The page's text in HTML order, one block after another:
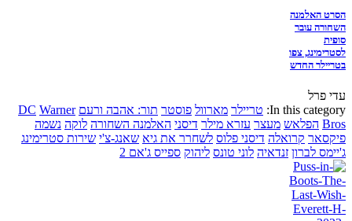
הסרט האלמנה
השחורה עובר
סופית
לסטרימינג, צפו
בטריילר החדש
עדי פרל
In this category: טריילר מארוול פוסטר תור: אהבה ורעם DC Warner
Bros הפלאש מעצר עזרא מילר דיסני האלמנה השחורה לוקה נשמה
פיקסאר קרואלה דיסני פלוס לשחרר את גיא שאנג-צ'י שירות סטרימינג
ג'יימס לברון זנדאיה לוני טונס ליהוק ספייס ג'אם 2